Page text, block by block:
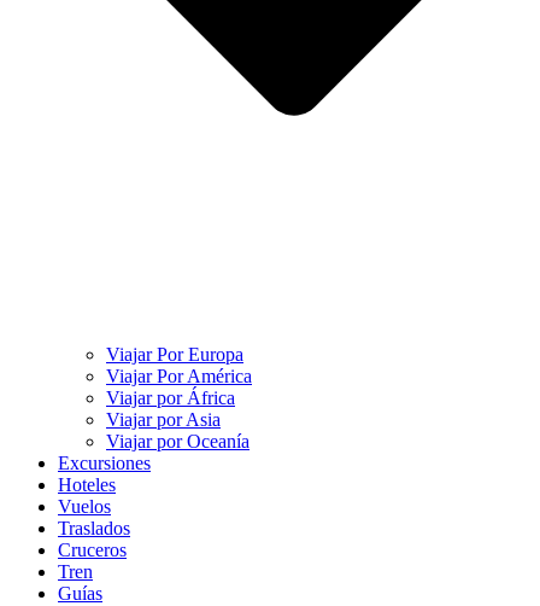
Viajar Por Europa
Viajar Por América
Viajar por África
Viajar por Asia
Viajar por Oceanía
Excursiones
Hoteles
Vuelos
Traslados
Cruceros
Tren
Guías